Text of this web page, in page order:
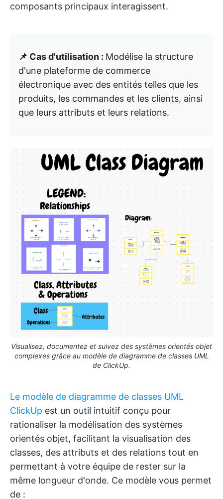
composants principaux interagissent.
📌 Cas d'utilisation : Modélise la structure
d'une plateforme de commerce
électronique avec des entités telles que les
produits, les commandes et les clients, ainsi
que leurs attributs et leurs relations.
Visualisez, documentez et suivez des systèmes orientés objet
complexes grâce au modèle de diagramme de classes UML
de ClickUp.
Le modèle de diagramme de classes UML
ClickUp est un outil intuitif conçu pour
rationaliser la modélisation des systèmes
orientés objet, facilitant la visualisation des
classes, des attributs et des relations tout en
permettant à votre équipe de rester sur la
même longueur d'onde. Ce modèle vous permet
de :